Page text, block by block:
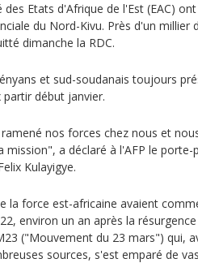
Etats d'Afrique de l'Est (EAC)
du Nord-Kivu. Près d'un millier
dimanche la RDC.
et sud-soudanais toujours
début janvier.
nos forces chez nous et
mission", a déclaré à l'AFP le porte-
Kulayigye.
la force est-africaine avaient
environ un an après la
("Mouvement du 23 mars") qui,
sources, s'est emparé de